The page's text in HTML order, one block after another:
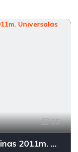
25
BMW 320 nuo 84 €/ mėn Dyzelinas 2011m. Universalas Automatinė